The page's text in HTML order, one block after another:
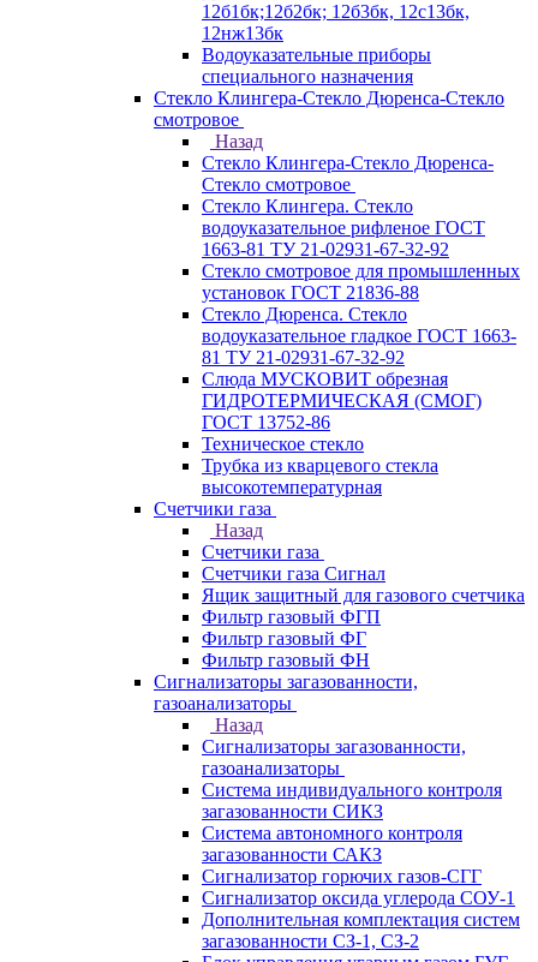
12б1бк;12б2бк; 12б3бк, 12с13бк,
12нж13бк
Водоуказательные приборы
специального назначения
Стекло Клингера-Стекло Дюренса-Стекло
смотровое
Назад
Стекло Клингера-Стекло Дюренса-
Стекло смотровое
Стекло Клингера. Стекло
водоуказательное рифленое ГОСТ
1663-81 ТУ 21-02931-67-32-92
Стекло смотровое для промышленных
установок ГОСТ 21836-88
Стекло Дюренса. Стекло
водоуказательное гладкое ГОСТ 1663-
81 ТУ 21-02931-67-32-92
Слюда МУСКОВИТ обрезная
ГИДРОТЕРМИЧЕСКАЯ (СМОГ)
ГОСТ 13752-86
Техническое стекло
Трубка из кварцевого стекла
высокотемпературная
Счетчики газа
Назад
Счетчики газа
Счетчики газа Сигнал
Ящик защитный для газового счетчика
Фильтр газовый ФГП
Фильтр газовый ФГ
Фильтр газовый ФН
Сигнализаторы загазованности,
газоанализаторы
Назад
Сигнализаторы загазованности,
газоанализаторы
Система индивидуального контроля
загазованности СИКЗ
Система автономного контроля
загазованности САКЗ
Сигнализатор горючих газов-СГГ
Сигнализатор оксида углерода СОУ-1
Дополнительная комплектация систем
загазованности СЗ-1, СЗ-2